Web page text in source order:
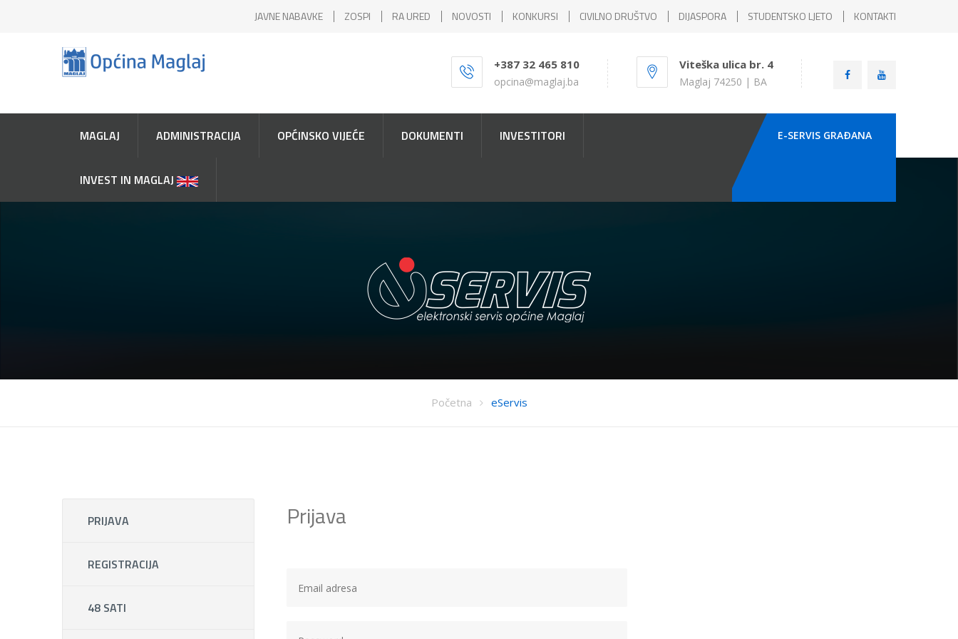
JAVNE NABAVKE ZOSPI RA URED NOVOSTI KONKURSI CIVILNO DRUŠTVO DIJASPORA STUDENTSKO LJETO KONTAKTI
+387 32 465 810
opcina@maglaj.ba
Viteška ulica br. 4
Maglaj 74250 | BA
MAGLAJ ADMINISTRACIJA OPĆINSKO VIJEĆE DOKUMENTI INVESTITORI
INVEST IN MAGLAJ
E-SERVIS GRAÐANA
Početna eServis
PRIJAVA
REGISTRACIJA
48 SATI
Prijava